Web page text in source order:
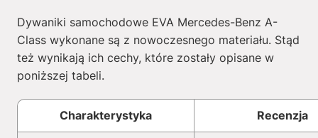
Dywaniki samochodowe EVA Mercedes-Benz A-
Class wykonane są z nowoczesnego materiału. Stąd
też wynikają ich cechy, które zostały opisane w
poniższej tabeli.
Charakterystyka Recenzja